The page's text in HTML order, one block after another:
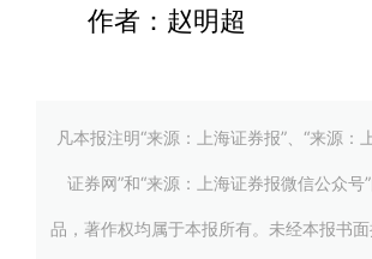
作者：赵明超
凡本报注明“来源：上海证券报”、“来源：
证券网”和“来源：上海证券报微信公众号
品，著作权均属于本报所有。未经本报书